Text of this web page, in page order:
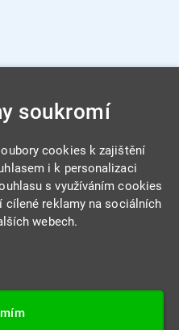
soukromí
cookies k zajištění
i k personalizaci
s využíváním cookies
cílené reklamy na sociálních
webech.